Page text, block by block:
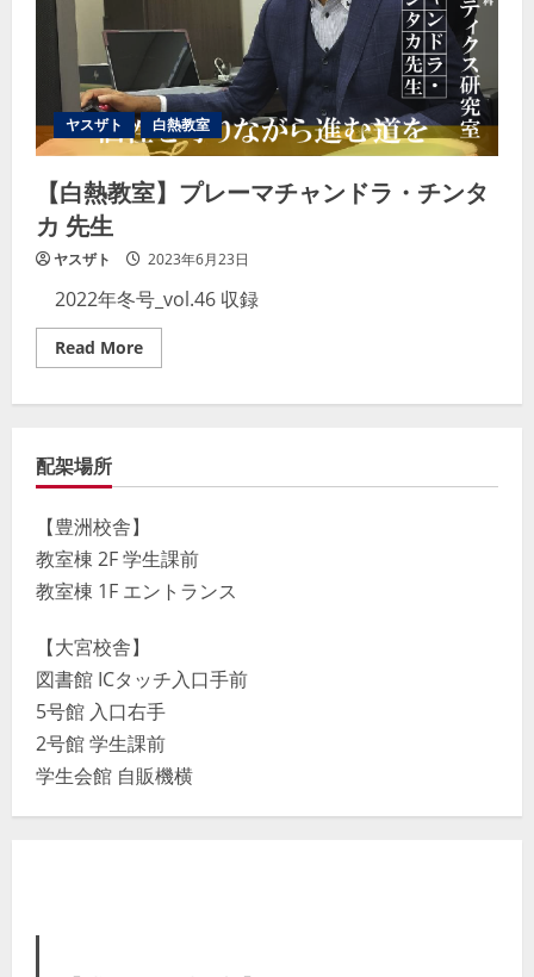
ヤスザト 白熱教室
【白熱教室】プレーマチャンドラ・チンタ
カ 先生
ヤスザト 2023年6月23日
2022年冬号_vol.46 収録
Read MoreRead
more
ャ
ン
ド
ラ・
先
生
配架場所
【豊洲校舎】
教室棟 2F 学生課前
教室棟 1F エントランス
【大宮校舎】
図書館 ICタッチ入口手前
5号館 入口右手
2号館 学生課前
学生会館 自販機横